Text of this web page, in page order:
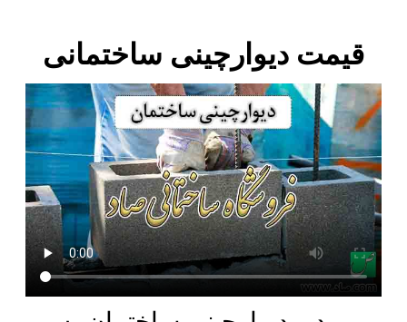
قیمت دیوارچینی ساختمانی